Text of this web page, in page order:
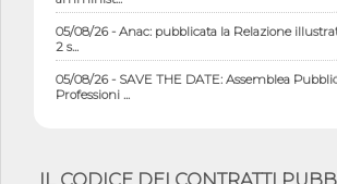
05/08/26 - Anac: pubblicata la Relazione
2 s...
05/08/26 - SAVE THE DATE: Assemblea
Professioni ...
IL CODICE DEI CONTRATTI